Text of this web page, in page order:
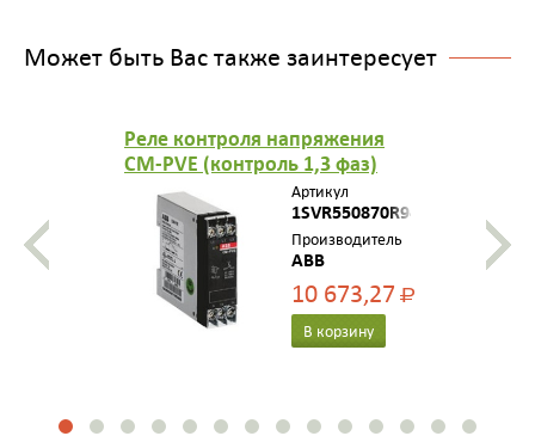
Может быть Вас также заинтересует
Реле контроля напряжения
CM-PVE (контроль 1,3 фаз)
(контроль Umin/max с
нейтралью L-N 185..265В AC )
1НО контакт 1SVR550870R9400
Артикул
1SVR550870R9400
Производитель
ABB
10 673,27Р
В корзину